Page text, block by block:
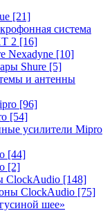
[21]
система
2 [16]
Nexadyne [10]
Shure [5]
и антенны
[96]
[54]
усилители Mipro
[44]
[2]
ClockAudio [148]
ClockAudio [75]
шее»